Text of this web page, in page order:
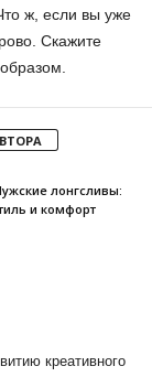
ж, если вы уже
Скажите
лонгсливы:
и комфорт
креативного